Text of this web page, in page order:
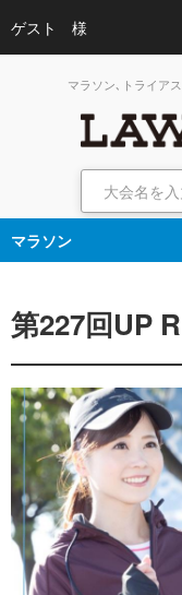
ゲスト 様
マラソン､トライア
マラソン
第227回UP